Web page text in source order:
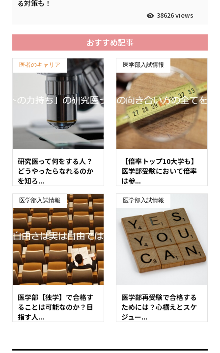
る対策も！
38626 views
おすすめ記事
医者のキャリア
研究医って何をする人？
どうやったらなれるのか
を知ろ...
医学部入試情報
【倍率トップ10大学も】
医学部受験において倍率
は参...
医学部入試情報
医学部【独学】で合格す
ることは可能なのか？目
指す人...
医学部入試情報
医学部再受験で合格する
ためには？心構えとスケ
ジュー...